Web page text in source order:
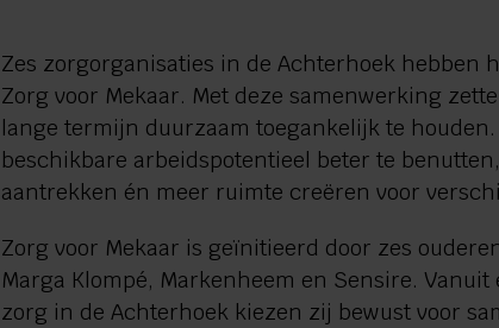
Zes zorgorganisaties in de Achterhoek hebben
Zorg voor Mekaar. Met deze samenwerking
lange termijn duurzaam toegankelijk te
beschikbare arbeidspotentieel beter te
aantrekken én meer ruimte creëren voor
Zorg voor Mekaar is geïnitieerd door zes
Marga Klompé, Markenheem en Sensire.
zorg in de Achterhoek kiezen zij bewust voor